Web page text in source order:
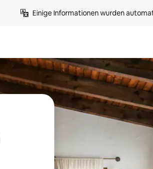
Einige Informationen wurden